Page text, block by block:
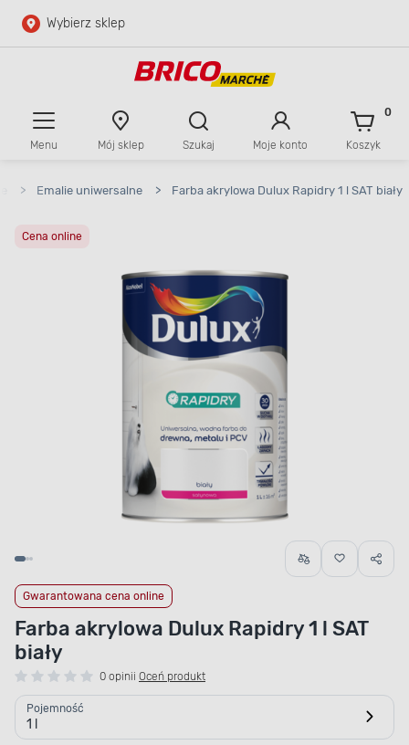
Przejdź do głównej zawartości
Wybierz sklep
Menu Mój sklep Szukaj Moje konto Koszyk
0
> Emalie uniwersalne > Farba akrylowa Dulux Rapidry 1 l SAT biały
Cena online
Gwarantowana cena online
Farba akrylowa Dulux Rapidry 1 l SAT
biały
0 opinii Oceń produkt
Pojemność
1 l